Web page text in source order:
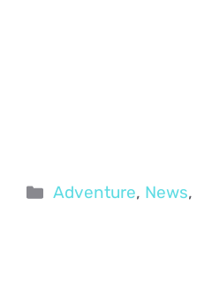
Categorie
Adventure, News,